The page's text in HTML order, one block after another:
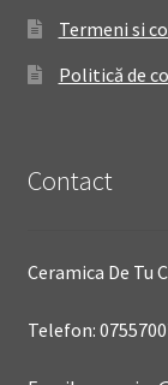
Termeni si
Politică de
Contact
Ceramica De Tu
Telefon: